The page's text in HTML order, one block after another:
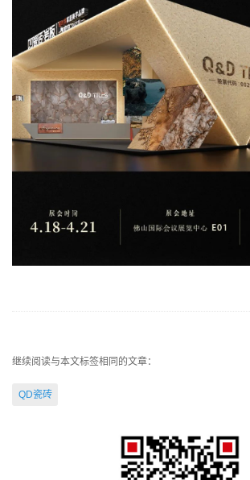
继续阅读与本文标签相同的文章：
QD瓷砖